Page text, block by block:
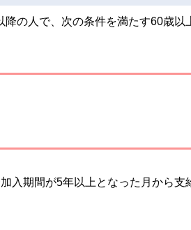
の人で、次の条件を満たす60歳以
入期間が5年以上となった月から支